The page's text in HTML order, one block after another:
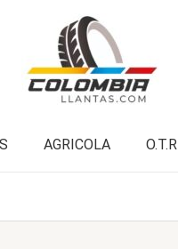
AGRICOLA O.T.R
$2.695.000.